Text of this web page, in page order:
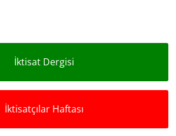
İktisat Dergisi
İktisatçılar Haftası